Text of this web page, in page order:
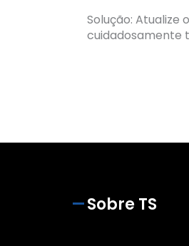
Solução:
cuidadosamente
Sobre TS